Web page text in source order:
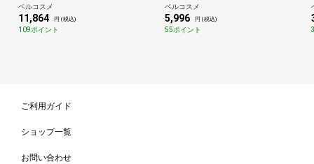
ベルコスメ
11,864 円 (税込)
109ポイント
ベルコスメ
5,996 円 (税込)
55ポイント
ご利用ガイド
ショップ一覧
お問い合わせ